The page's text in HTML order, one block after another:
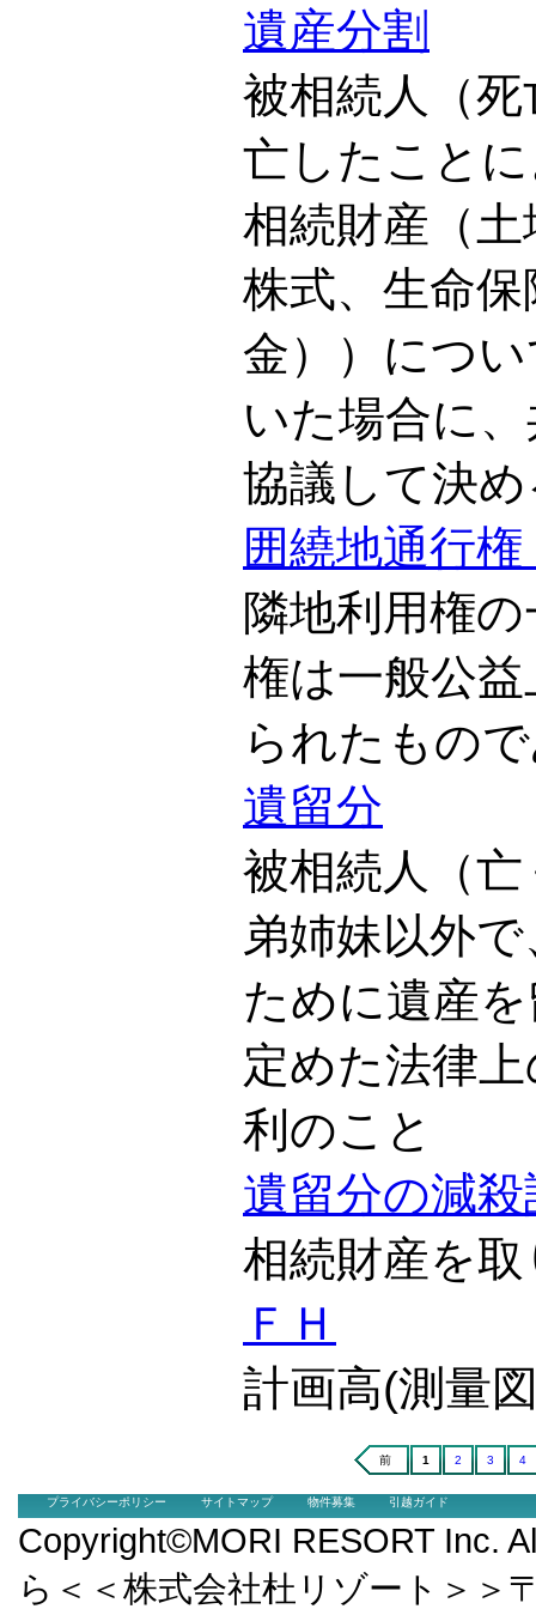
遺産分割
被相続人（
亡したこと
相続財産（
株式、生命
金））につ
いた場合に
協議して決
囲繞地通行
隣地利用権
権は一般公
られたもの
遺留分
被相続人（
弟姉妹以外
ために遺産
定めた法律
利のこと
遺留分の減
相続財産を
ＦＨ
計画高(測量
前 1 2 3 4
プライバシーポリシー サイトマップ 物件募集 引越ガイド
Copyright©MORI RESORT Inc.
ら＜＜株式会社杜リゾート＞＞